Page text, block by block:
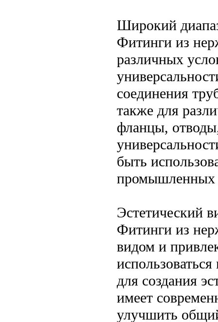
Широкий
Фитинги из
различных
соединения
также для
фланцы,
быть
промышленных
Эстетический
Фитинги из
видом и
для создания
имеет
улучшить